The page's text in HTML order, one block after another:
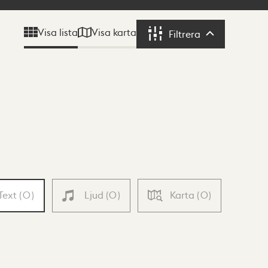
Visa lista Visa karta Filtrera Filtrera
(0) Ljud (0) Karta (0)